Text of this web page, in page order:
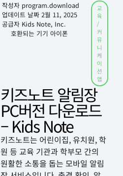
작성자 program.download
업데이트 날짜 2월 11, 2025
공급자 Kids Note, Inc.
호환되는 기기 아이폰
교
육
/
커
뮤
니
케
이
션
앱
키즈노트 알림장
PC버전 다운로드
– Kids Note
키즈노트는 어린이집, 유치원, 학
원 등 교육 기관과 학부모 간의
원활한 소통을 돕는 모바일 알림